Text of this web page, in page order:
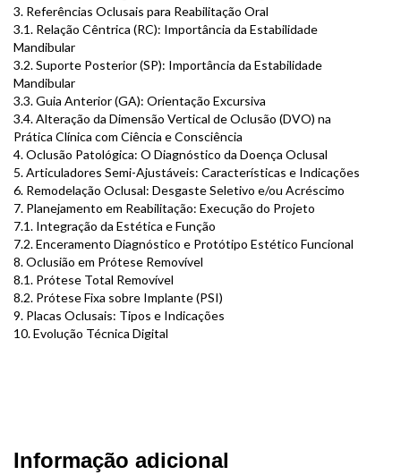
3. Referências Oclusais para Reabilitação Oral
3.1. Relação Cêntrica (RC): Importância da Estabilidade
Mandibular
3.2. Suporte Posterior (SP): Importância da Estabilidade
Mandibular
3.3. Guia Anterior (GA): Orientação Excursiva
3.4. Alteração da Dimensão Vertical de Oclusão (DVO) na
Prática Clínica com Ciência e Consciência
4. Oclusão Patológica: O Diagnóstico da Doença Oclusal
5. Articuladores Semi-Ajustáveis: Características e Indicações
6. Remodelação Oclusal: Desgaste Seletivo e/ou Acréscimo
7. Planejamento em Reabilitação: Execução do Projeto
7.1. Integração da Estética e Função
7.2. Enceramento Diagnóstico e Protótipo Estético Funcional
8. Oclusião em Prótese Removível
8.1. Prótese Total Removível
8.2. Prótese Fixa sobre Implante (PSI)
9. Placas Oclusais: Tipos e Indicações
10. Evolução Técnica Digital
Informação adicional